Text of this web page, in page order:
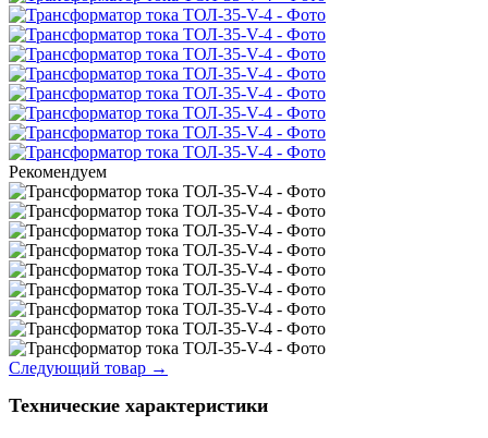
Рекомендуем
Следующий товар →
Технические характеристики